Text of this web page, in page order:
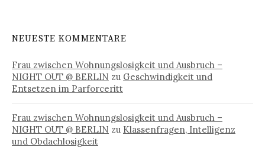
NEUESTE KOMMENTARE
Frau zwischen Wohnungslosigkeit und Ausbruch –
NIGHT OUT @ BERLIN zu Geschwindigkeit und
Entsetzen im Parforceritt
Frau zwischen Wohnungslosigkeit und Ausbruch –
NIGHT OUT @ BERLIN zu Klassenfragen, Intelligenz
und Obdachlosigkeit